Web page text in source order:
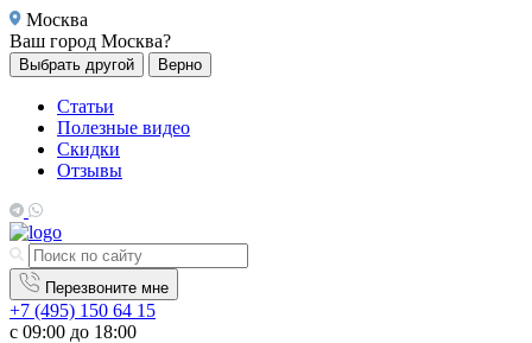
Москва
Ваш город Москва?
Выбрать другой Верно
Статьи
Полезные видео
Скидки
Отзывы
Перезвоните мне
+7 (495) 150 64 15
с 09:00 до 18:00